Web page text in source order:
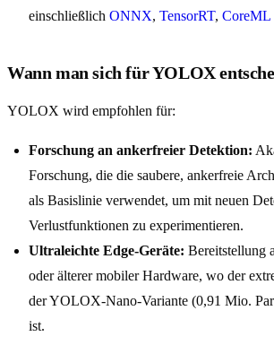
einschließlich ONNX, TensorRT, CoreML
Wann man sich für YOLOX
YOLOX wird empfohlen für:
Forschung an ankerfreier Detektion:
Forschung, die die saubere, ankerfreie
als Basislinie verwendet, um mit neuen
Verlustfunktionen zu experimentieren.
Ultraleichte Edge-Geräte: Bereitstellung
oder älterer mobiler Hardware, wo der
der YOLOX-Nano-Variante (0,91 Mio.
ist.